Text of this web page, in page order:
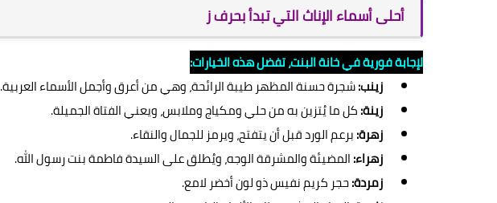
أحلى أسماء الإناث التي تبدأ بحرف ز
لإجابة فورية في خانة البنت، تفضل هذه الخيارات:
زينب:شجرة حسنة المظهر طيبة الرائحة، وهي من أعرق وأجمل الأسماء العربية.
زينة:كل ما يُتزين به من حلي ومكياج وملابس، ويعني الفتاة الجميلة.
زهرة:برعم الورد قبل أن يتفتح، ويرمز للجمال والنقاء.
زهراء:المضيئة والمشرقة الوجه، ويُطلق على السيدة فاطمة بنت رسول الله.
زمردة:حجر كريم نفيس ذو لون أخضر لامع.